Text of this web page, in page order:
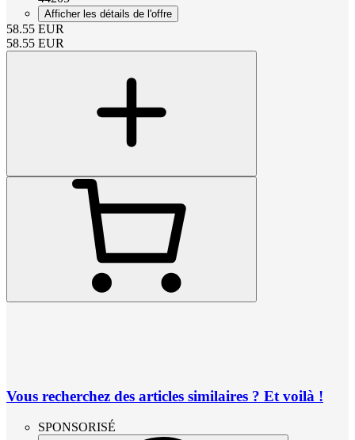
Afficher les détails de l'offre
58.55 EUR
58.55 EUR
Vous recherchez des articles similaires ? Et voilà !
SPONSORISÉ